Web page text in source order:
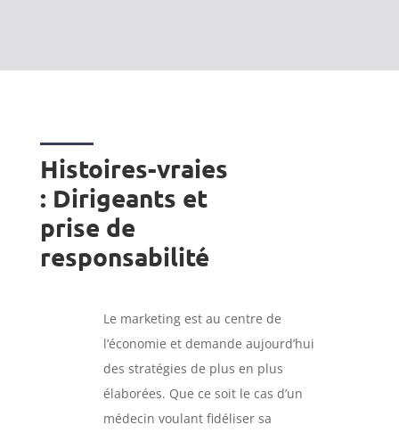
Histoires-vraies
: Dirigeants et
prise de
responsabilité
Le marketing est au centre de
l’économie et demande aujourd’hui
des stratégies de plus en plus
élaborées. Que ce soit le cas d’un
médecin voulant fidéliser sa